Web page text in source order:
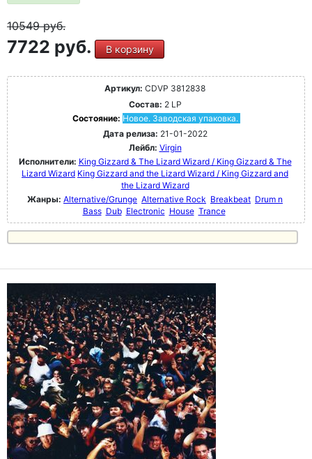
10549руб.
7722 руб. В корзину
Артикул: CDVP 3812838
Состав: 2 LP
Состояние: Новое. Заводская упаковка.
Дата релиза: 21-01-2022
Лейбл: Virgin
Исполнители: King Gizzard & The Lizard Wizard / King Gizzard & The
Lizard Wizard King Gizzard and the Lizard Wizard / King Gizzard and
the Lizard Wizard
Жанры: Alternative/Grunge Alternative Rock Breakbeat Drum n
Bass Dub Electronic House Trance